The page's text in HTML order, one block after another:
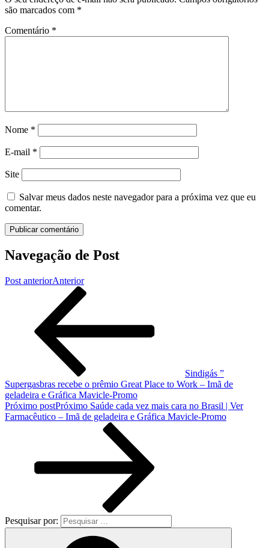
são marcados com *
Comentário *
Nome *
E-mail *
Site
Salvar meus dados neste navegador para a próxima vez que eu
comentar.
Navegação de Post
Post anteriorAnterior
Sindigás ”
Supergasbras recebe o prêmio Great Place to Work – Imã de
geladeira e Gráfica Mavicle-Promo
Próximo postPróximo Saúde cada vez mais cara no Brasil | Ver
Farmacêutico – Imã de geladeira e Gráfica Mavicle-Promo
Pesquisar por: